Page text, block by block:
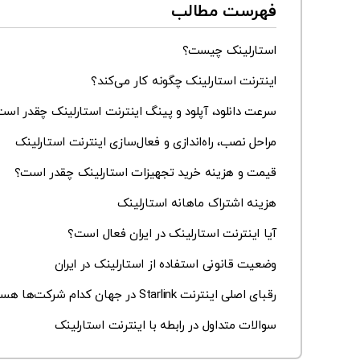
فهرست مطالب
استارلینک چیست؟
اینترنت استارلینک چگونه کار می‌کند؟
سرعت دانلود، آپلود و پینگ اینترنت استارلینک چقدر
مراحل نصب، راه‌اندازی و فعال‌سازی اینترنت استارلینک
قیمت و هزینه خرید تجهیزات استارلینک چقدر است؟
هزینه اشتراک ماهانه استارلینک
آیا اینترنت استارلینک در ایران فعال است؟
وضعیت قانونی استفاده از استارلینک در ایران
رقبای اصلی اینترنت Starlink در جهان کدام شرکت‌ها هستند؟
سوالات متداول در رابطه با اینترنت استارلینک